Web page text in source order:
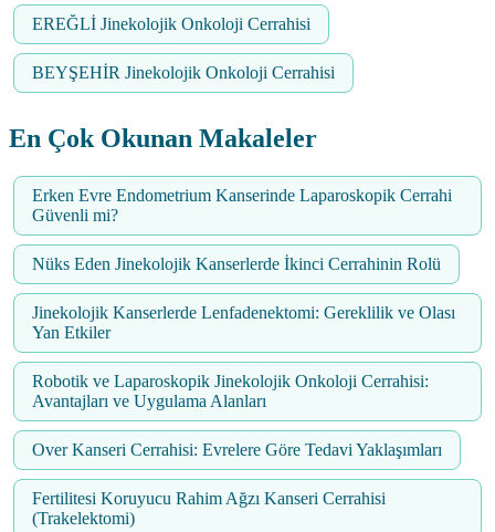
EREĞLİ Jinekolojik Onkoloji Cerrahisi
BEYŞEHİR Jinekolojik Onkoloji Cerrahisi
En Çok Okunan Makaleler
Erken Evre Endometrium Kanserinde Laparoskopik Cerrahi
Güvenli mi?
Nüks Eden Jinekolojik Kanserlerde İkinci Cerrahinin Rolü
Jinekolojik Kanserlerde Lenfadenektomi: Gereklilik ve Olası
Yan Etkiler
Robotik ve Laparoskopik Jinekolojik Onkoloji Cerrahisi:
Avantajları ve Uygulama Alanları
Over Kanseri Cerrahisi: Evrelere Göre Tedavi Yaklaşımları
Fertilitesi Koruyucu Rahim Ağzı Kanseri Cerrahisi
(Trakelektomi)